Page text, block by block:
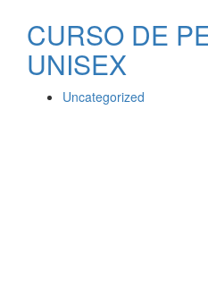
CURSO DE
UNISEX
Uncategorized